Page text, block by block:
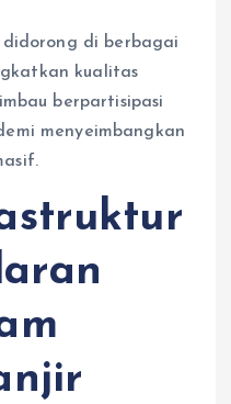
di berbagai
kualitas
berpartisipasi
menyeimbangkan